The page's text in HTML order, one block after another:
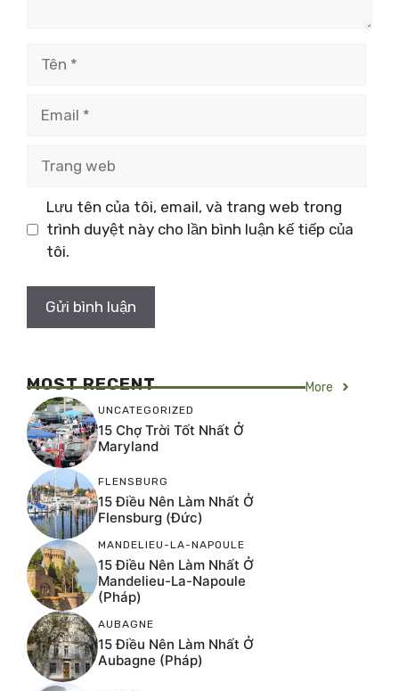
Lưu tên của tôi, email, và trang web trong
trình duyệt này cho lần bình luận kế tiếp của
tôi.
MOST RECENT More
UNCATEGORIZED
15 Chợ Trời Tốt Nhất Ở
Maryland
FLENSBURG
15 Điều Nên Làm Nhất Ở
Flensburg (Đức)
MANDELIEU-LA-NAPOULE
15 Điều Nên Làm Nhất Ở
Mandelieu-La-Napoule
(Pháp)
AUBAGNE
15 Điều Nên Làm Nhất Ở
Aubagne (Pháp)